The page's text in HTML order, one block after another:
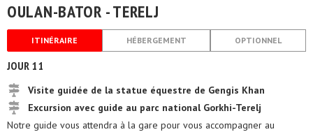
OULAN-BATOR - TERELJ
ITINÉRAIRE HÉBERGEMENT OPTIONNEL
JOUR 11
Visite guidée de la statue équestre de Gengis Khan
Excursion avec guide au parc national Gorkhi-Terelj
Notre guide vous attendra à la gare pour vous accompagner au